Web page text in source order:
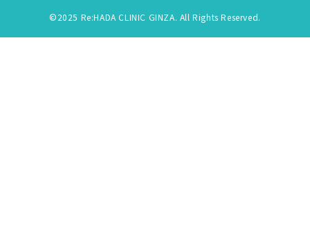
©2025 Re:HADA CLINIC GINZA. All Rights Reserved.